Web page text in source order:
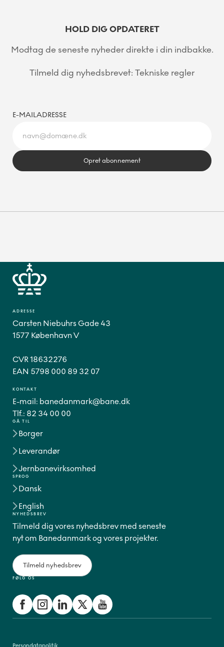
HOLD DIG OPDATERET
Modtag de seneste nyheder direkte i din indbakke.
Tilmeld dig nyhedsbrevet: Tekniske regler
E-MAILADRESSE
Opret abonnement
GÅ TIL
Borger
Leverandør
Jernbanevirksomhed
SPROG
Dansk
English
FØLG OS
ADRESSE
Carsten Niebuhrs Gade 43
1577 København V
CVR 18632276
EAN 5798 000 89 32 07
KONTAKT
E-mail: banedanmark@bane.dk
Tlf.: 82 34 00 00
NYHEDSBREV
Tilmeld dig vores nyhedsbrev med seneste
nyt om Banedanmark og vores projekter.
Tilmeld nyhedsbrev